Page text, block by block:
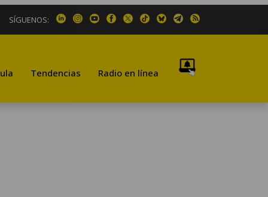
SÍGUENOS:
Tendencias Radio en línea